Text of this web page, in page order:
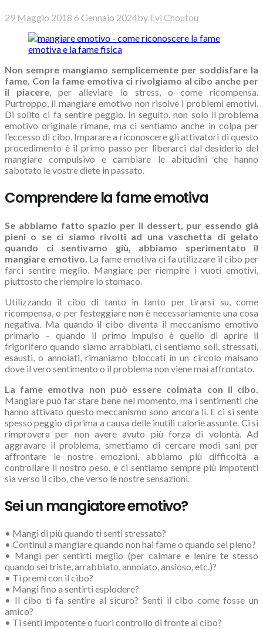
29 Maggio 2018 6 Gennaio 2024by Evi Choutou
Non sempre mangiamo semplicemente per soddisfare la
fame. Con la fame emotiva ci rivolgiamo al cibo anche per
il piacere, per alleviare lo stress, o come ricompensa.
Purtroppo, il mangiare emotivo non risolve i problemi emotivi.
Di solito ci fa sentire peggio. In seguito, non solo il problema
emotivo originale rimane, ma ci sentiamo anche in colpa per
l’eccesso di cibo. Imparare a riconoscere gli attivatori di questo
procedimento è il primo passo per liberarci dal desiderio del
mangiare compulsivo e cambiare le abitudini che hanno
sabotato le vostre diete in passato.
Comprendere la fame emotiva
Se abbiamo fatto spazio per il dessert, pur essendo già
pieni o se ci siamo rivolti ad una vaschetta di gelato
quando ci sentivamo giù, abbiamo sperimentato il
mangiare emotivo. La fame emotiva ci fa utilizzare il cibo per
farci sentire meglio. Mangiare per riempire i vuoti emotivi,
piuttosto che riempire lo stomaco.
Utilizzando il cibo di tanto in tanto per tirarsi su, come
ricompensa, o per festeggiare non è necessariamente una cosa
negativa. Ma quando il cibo diventa il meccanismo emotivo
primario – quando il primo impulso è quello di aprire il
frigorifero quando siamo arrabbiati, ci sentiamo soli, stressati,
esausti, o annoiati, rimaniamo bloccati in un circolo malsano
dove il vero sentimento o il problema non viene mai affrontato.
La fame emotiva non può essere colmata con il cibo.
Mangiare può far stare bene nel momento, ma i sentimenti che
hanno attivato questo meccanismo sono ancora lì. E ci si sente
spesso peggio di prima a causa delle inutili calorie assunte. Ci si
rimprovera per non avere avuto più forza di volontà. Ad
aggravare il problema, smettiamo di cercare modi sani per
affrontare le nostre emozioni, abbiamo più difficoltà a
controllare il nostro peso, e ci sentiamo sempre più impotenti
sia verso il cibo, che verso le nostre sensazioni.
Sei un mangiatore emotivo?
• Mangi di più quando ti senti stressato?
• Continui a mangiare quando non hai fame o quando sei pieno?
• Mangi per sentirti meglio (per calmare e lenire te stesso
quando sei triste, arrabbiato, annoiato, ansioso, etc.)?
• Ti premi con il cibo?
• Mangi fino a sentirti esplodere?
• Il cibo ti fa sentire al sicuro? Senti il cibo come fosse un
amico?
• Ti senti impotente o fuori controllo di fronte al cibo?